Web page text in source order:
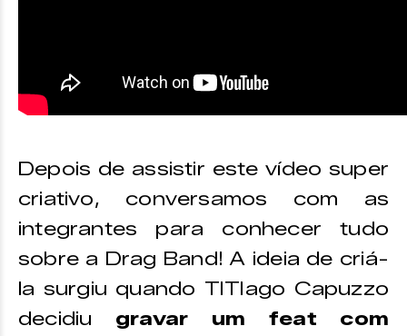
Depois de assistir este vídeo super
criativo, conversamos com as
integrantes para conhecer tudo
sobre a Drag Band! A ideia de criá-
la surgiu quando TITIago Capuzzo
decidiu gravar um feat com